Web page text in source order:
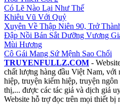
Có Lẽ Nào Lại Như Thế
Khiêu Vũ Với Quỷ
Xuyên Về Thập Niên 90, Trở
Đập Nồi Bán Sắt Dưỡng Vương
Mùi Hương
Cô Gái Mang Sứ Mệnh Sao Chổi
TRUYENFULLZ.COM -
chất lượng hàng đầu Việt Nam, với
hiệp, truyện kiếm hiệp, truyện
thị,... được các tác giả và dịch giả
Website hỗ trợ đọc trên mọi thiết